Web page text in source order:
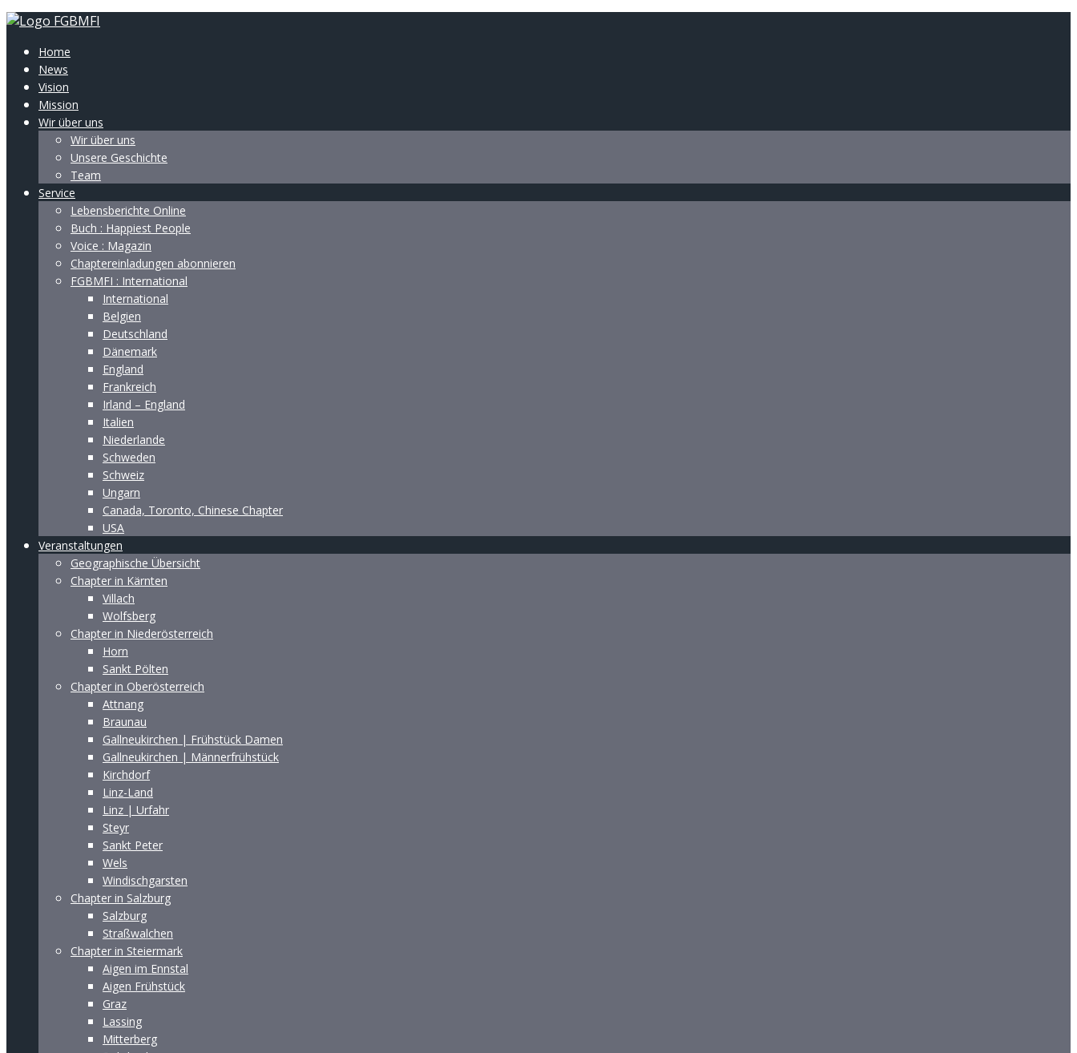
Home
News
Vision
Mission
Wir über uns
Wir über uns
Unsere Geschichte
Team
Service
Lebensberichte Online
Buch : Happiest People
Voice : Magazin
Chaptereinladungen abonnieren
FGBMFI : International
International
Belgien
Deutschland
Dänemark
England
Frankreich
Irland – England
Italien
Niederlande
Schweden
Schweiz
Ungarn
Canada, Toronto, Chinese Chapter
USA
Veranstaltungen
Geographische Übersicht
Chapter in Kärnten
Villach
Wolfsberg
Chapter in Niederösterreich
Horn
Sankt Pölten
Chapter in Oberösterreich
Attnang
Braunau
Gallneukirchen | Frühstück Damen
Gallneukirchen | Männerfrühstück
Kirchdorf
Linz-Land
Linz | Urfahr
Steyr
Sankt Peter
Wels
Windischgarsten
Chapter in Salzburg
Salzburg
Straßwalchen
Chapter in Steiermark
Aigen im Ennstal
Aigen Frühstück
Graz
Lassing
Mitterberg